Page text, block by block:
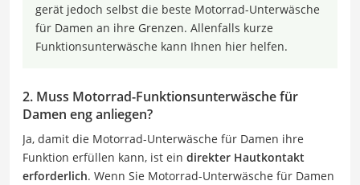
gerät jedoch selbst die beste Motorrad-Unterwäsche
für Damen an ihre Grenzen. Allenfalls kurze
Funktionsunterwäsche kann Ihnen hier helfen.
2. Muss Motorrad-Funktionsunterwäsche für
Damen eng anliegen?
Ja, damit die Motorrad-Unterwäsche für Damen ihre
Funktion erfüllen kann, ist ein direkter Hautkontakt
erforderlich. Wenn Sie Motorrad-Unterwäsche für Damen